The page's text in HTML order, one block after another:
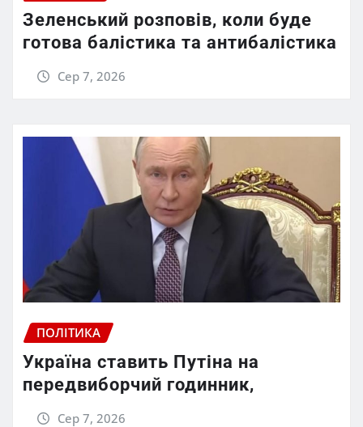
Зеленський розповів, коли буде
готова балістика та антибалістика
Сер 7, 2026
ПОЛІТИКА
Україна ставить Путіна на
передвиборчий годинник,
Сер 7, 2026